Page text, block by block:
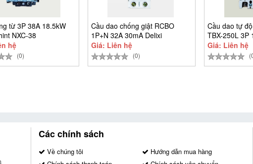
từ 3P 38A 18.5kW
NXC-38
hệ
(0)
Cầu dao chống giật RCBO
1P+N 32A 30mA Delixi
CDB6LESi1C32
Giá: Liên hệ
(0)
Cầu dao tự
TBX-250L 3P
Giá: Liên hệ
Các chính sách
Về chúng tôi
Hướng dẫn mua hàng